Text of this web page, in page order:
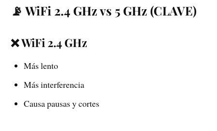
📡 WiFi 2.4 GHz vs 5 GHz (CLAVE)
❌ WiFi 2.4 GHz
Más lento
Más interferencia
Causa pausas y cortes